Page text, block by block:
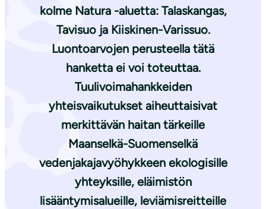
kolme Natura -aluetta: Talaskangas,
Tavisuo ja Kiiskinen-Varissuo.
Luontoarvojen perusteella tätä
hanketta ei voi toteuttaa.
Tuulivoimahankkeiden
yhteisvaikutukset aiheuttaisivat
merkittävän haitan tärkeille
Maanselkä-Suomenselkä
vedenjakajavyöhykkeen ekologisille
yhteyksille, eläimistön
lisääntymisalueille, leviämisreitteille